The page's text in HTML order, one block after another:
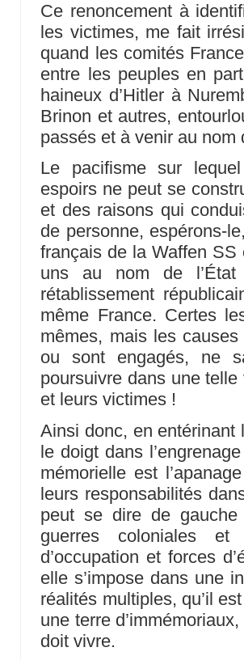
Ce renoncement à
les victimes, me fait
quand les comités
entre les peuples en
haineux d’Hitler à
Brinon et autres,
passés et à venir au nom
Le pacifisme sur
espoirs ne peut se
et des raisons qui
de personne, espérons-
français de la Waffen
uns au nom de
rétablissement
même France. Certes
mêmes, mais les
ou sont engagés, ne
poursuivre dans une
et leurs victimes !
Ainsi donc, en entérinant
le doigt dans
mémorielle est
leurs responsabilités
peut se dire de
guerres coloniales
d’occupation et forces
elle s’impose dans une
réalités multiples, qu’il
une terre
doit vivre.